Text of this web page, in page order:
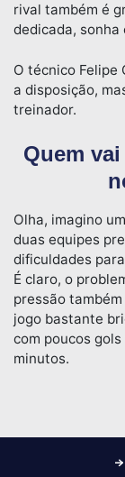
rival também é
dedicada, sonha
O técnico Felipe
a disposição,
treinador.
Quem
Olha, imagino
duas equipes
dificuldades
É claro, o
pressão
jogo bastante
com poucos
minutos.